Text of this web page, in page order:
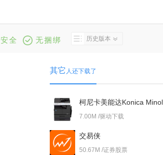
安全 无捆绑 历史版本
其它 人还下载了
7.00M /驱动下载
交易侠
50.67M /证券股票